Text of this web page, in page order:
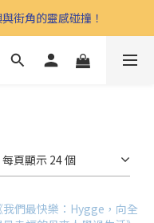
街角的靈感碰撞！
每頁顯示 24 個